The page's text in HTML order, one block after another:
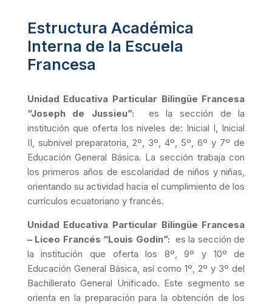
Estructura Académica
Interna de la Escuela
Francesa
Unidad Educativa Particular Bilingüe Francesa
“Joseph de Jussieu”:
es la sección de la
institución que oferta los niveles de: Inicial I, Inicial
II, subnivel preparatoria, 2º, 3º, 4º, 5º, 6º y 7º de
Educación General Básica. La sección trabaja con
los primeros años de escolaridad de niños y niñas,
orientando su actividad hacia el cumplimiento de los
currículos ecuatoriano y francés.
Unidad Educativa Particular Bilingüe Francesa
– Liceo Francés “Louis Godin”: es la sección de
la institución que oferta los 8º, 9º y 10º de
Educación General Básica, así como 1º, 2º y 3º del
Bachillerato General Unificado. Este segmento se
orienta en la preparación para la obtención de los